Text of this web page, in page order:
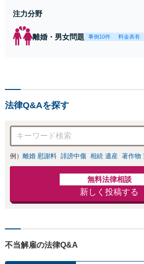
注力分野
離婚・男女問題 事例10件 料金表有
法律Q&Aを探す
例） 離婚 慰謝料 誹謗中傷 相続 遺産 著作物
無料法律相談
新しく投稿する
不当解雇の法律Q&A